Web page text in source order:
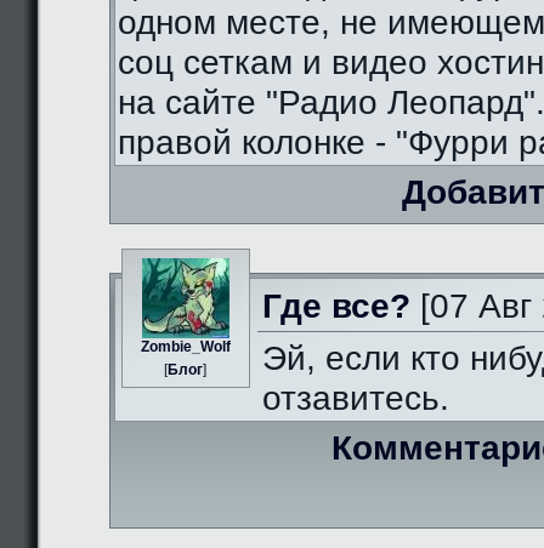
одном месте, не
соц сеткам и видео
на сайте "Радио
правой колонке - "Фурри
Zombie_Wolf
[Блог]
Где все? [07
Эй, если кто
отзавитесь.